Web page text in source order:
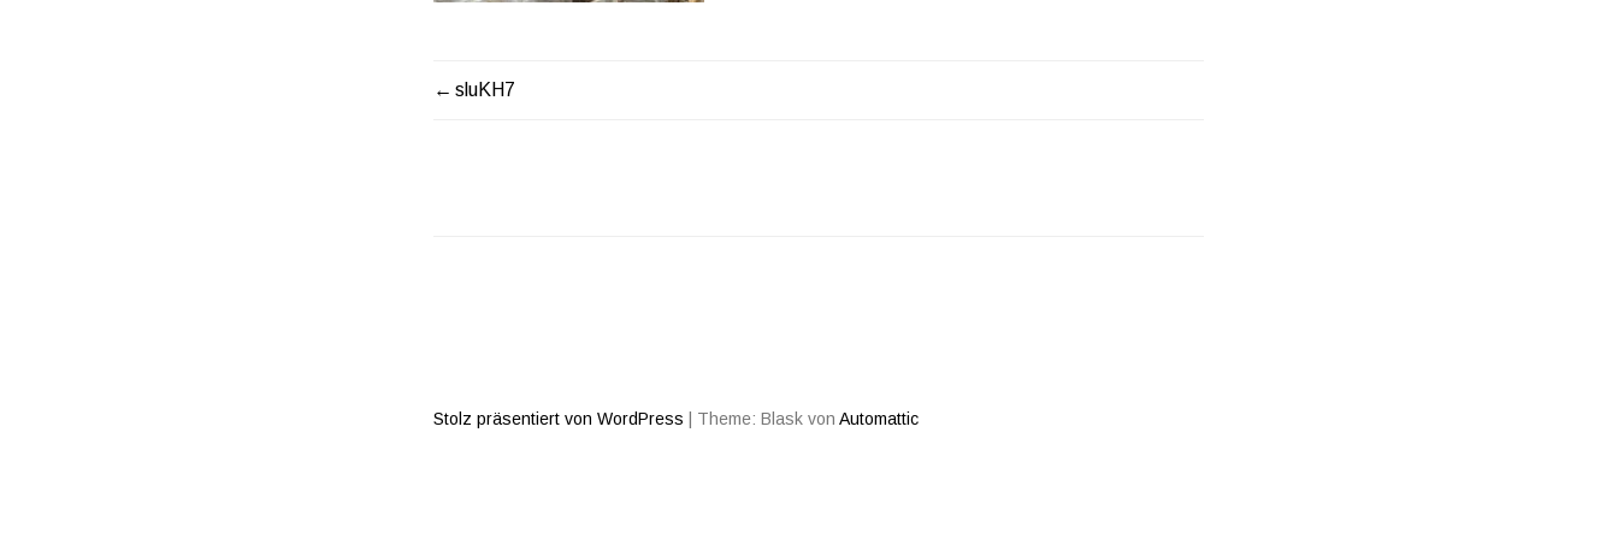
BEITRAGSNAVIGATION
sluKH7
Stolz präsentiert von WordPress Theme: Blask von Automattic